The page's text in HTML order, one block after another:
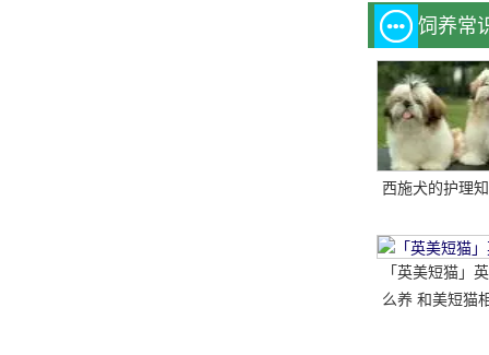
饲养常
西施犬的护理
「英美短猫」
么养 和美短猫